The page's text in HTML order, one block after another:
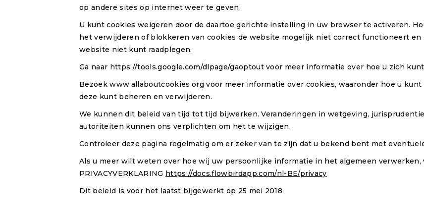
op andere sites op internet weer te geven.
U kunt cookies weigeren door de daartoe gerichte instelling in uw browser te activeren.
het verwijderen of blokkeren van cookies de website mogelijk niet correct functioneert en
website niet kunt raadplegen.
Ga naar https://tools.google.com/dlpage/gaoptout voor meer informatie over hoe u zich
Bezoek www.allaboutcookies.org voor meer informatie over cookies, waaronder hoe u
deze kunt beheren en verwijderen.
We kunnen dit beleid van tijd tot tijd bijwerken. Veranderingen in wetgeving,
autoriteiten kunnen ons verplichten om het te wijzigen.
Controleer deze pagina regelmatig om er zeker van te zijn dat u bekend bent met
Als u meer wilt weten over hoe wij uw persoonlijke informatie in het algemeen verwerken,
PRIVACYVERKLARING https://docs.flowbirdapp.com/nl-BE/privacy
Dit beleid is voor het laatst bijgewerkt op 25 mei 2018.